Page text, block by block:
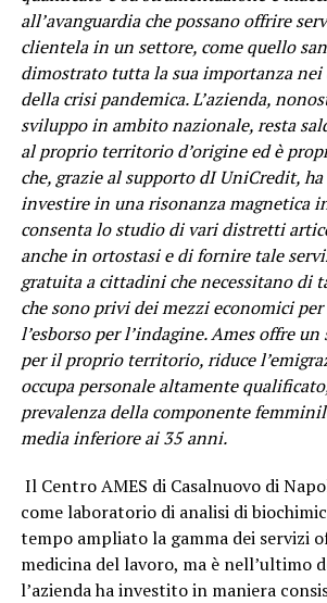
all’avanguardia che possano offrire
clientela in un settore, come quello
dimostrato tutta la sua importanza
della crisi pandemica. L’azienda,
sviluppo in ambito nazionale, resta
al proprio territorio d’origine ed è
che, grazie al supporto dI UniCredit,
investire in una risonanza magnetica
consenta lo studio di vari distretti
anche in ortostasi e di fornire tale
gratuita a cittadini che necessitano di
che sono privi dei mezzi economici per
l’esborso per l’indagine. Ames offre
per il proprio territorio, riduce
occupa personale altamente
prevalenza della componente
media inferiore ai 35 anni.
Il Centro AMES di Casalnuovo di
come laboratorio di analisi di
tempo ampliato la gamma dei servizi
medicina del lavoro, ma è nell’ultimo
l’azienda ha investito in maniera